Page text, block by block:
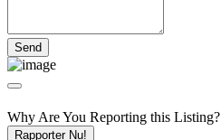
Why Are You Reporting this Listing?
Rapporter Nu!